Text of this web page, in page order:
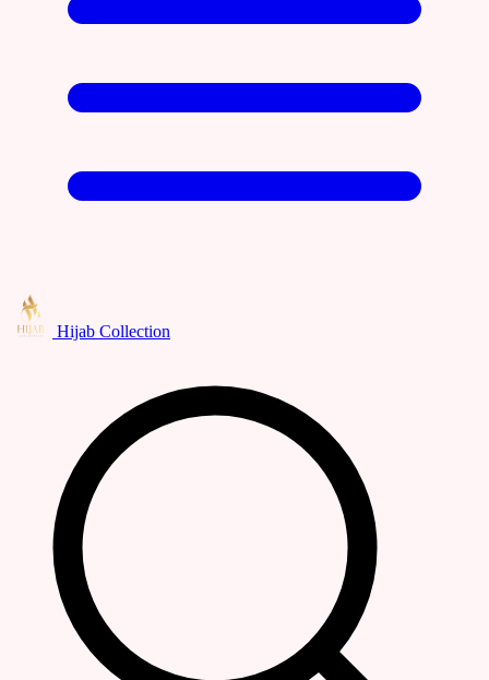
Hijab Collection